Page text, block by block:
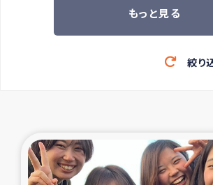
緊急救援の時代
東ティモール豪雨緊急
大雨による洪水被災者
もっと見る
絞り